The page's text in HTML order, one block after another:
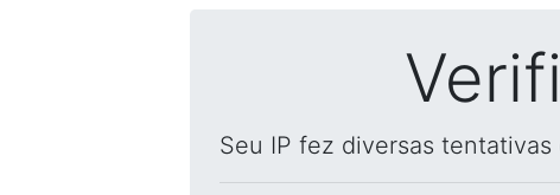
Seu IP fez diversas